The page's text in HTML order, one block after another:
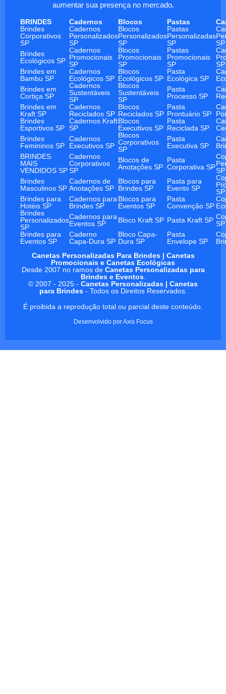
aumentar sua presença no mercado.
BRINDES Cadernos Blocos Pastas
Brindes
Corporativos
SP
Cadernos
Personalizados
SP
Blocos
Personalizados
SP
Pastas
Personalizadas
SP
SP
Brindes
Ecológicos SP
Cadernos
Promocionais
SP
Blocos
Promocionais
SP
Pastas
Promocionais
SP
SP
Brindes em
Bambu SP
Cadernos
Ecológicos SP
Blocos
Ecológicos SP
Pasta
Ecológica SP
Brindes em
Cortiça SP
Cadernos
Sustentáveis
SP
Blocos
Sustentáveis
SP
Pasta
Processo SP
Brindes em
Kraft SP
Cadernos
Reciclados SP
Blocos
Reciclados SP
Pasta
Prontuário SP
Brindes
Esportivos SP
Cadernos Kraft
SP
Blocos
Executivos SP
Pasta
Reciclada SP
Brindes
Femininos SP
Cadernos
Executivos SP
Blocos
Corporativos
SP
Pasta
Executiva SP
BRINDES
MAIS
VENDIDOS SP
Cadernos
Corporativos
SP
Blocos de
Anotações SP
Pasta
Corporativa SPSP
Brindes
Masculinos SP
Cadernos de
Anotações SP
Blocos para
Brindes SP
Pasta para
Evento SP
SP
Brindes para
Hotéis SP
Cadernos para
Brindes SP
Blocos para
Eventos SP
Pasta
Convenção SP
Brindes
Personalizados
SP
Cadernos para
Eventos SP
Bloco Kraft SP Pasta Kraft SP SP
Brindes para
Eventos SP
Caderno
Capa-Dura SP
Bloco Capa-
Dura SP
Pasta
Envelope SP
Canetas Personalizadas Para Brindes | Canetas
Promocionais e Canetas Ecológicas
Desde 2007 no ramos de Canetas Personalizadas para
Brindes e Eventos.
© 2007 - 2025 - Canetas Personalizadas | Canetas
para Brindes- Todos os Direitos Reservados.
É proibida a reprodução total ou parcial deste conteúdo.
Desenvolvido porAxis Focus